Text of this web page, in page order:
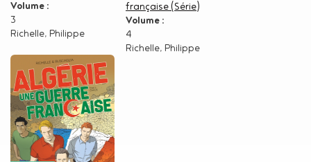
Volume :
3
Auteur
Richelle, Philippe
française (Série)
Volume :
4
Auteur
Richelle, Philippe